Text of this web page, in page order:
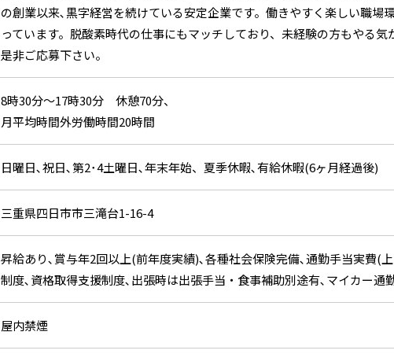
の創業以来､黒字経営を続けている安定企業です。働きやすく楽しい職場
っています。脱酸素時代の仕事にもマッチしており、未経験の方もやる
是非ご応募下さい。
8時30分～17時30分 休憩70分、
月平均時間外労働時間20時間
日曜日､祝日､第2･4土曜日､年末年始、夏季休暇､有給休暇(6ヶ月経過後)
三重県四日市市三滝台1-16-4
昇給あり､賞与年2回以上(前年度実績)､各種社会保険完備､通勤手当実費(
制度､資格取得支援制度､出張時は出張手当・食事補助別途有､マイカー通
屋内禁煙